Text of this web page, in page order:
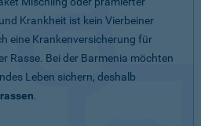
Krankheit ist kein Vierbeiner
eine Krankenversicherung für
Rasse. Bei der Barmenia möchten
Leben sichern, deshalb
.